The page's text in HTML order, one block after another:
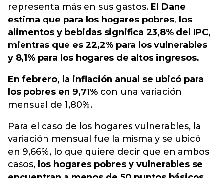
representa más en sus gastos. El Dane
estima que para los hogares pobres, los
alimentos y bebidas significa 23,8% del IPC,
mientras que es 22,2% para los vulnerables
y 8,1% para los hogares de altos ingresos.
En febrero, la inflación anual se ubicó para
los pobres en 9,71% con una variación
mensual de 1,80%.
Para el caso de los hogares vulnerables, la
variación mensual fue la misma y se ubicó
en 9,66%, lo que quiere decir que en ambos
casos, los hogares pobres y vulnerables se